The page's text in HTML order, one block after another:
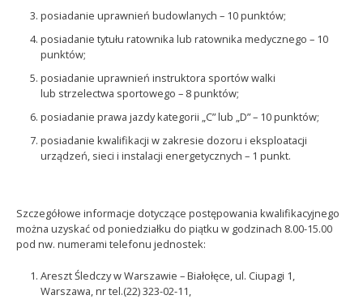
posiadanie uprawnień budowlanych – 10 punktów;
posiadanie tytułu ratownika lub ratownika medycznego – 10
punktów;
posiadanie uprawnień instruktora sportów walki
lub strzelectwa sportowego – 8 punktów;
posiadanie prawa jazdy kategorii „C” lub „D” – 10 punktów;
posiadanie kwalifikacji w zakresie dozoru i eksploatacji
urządzeń, sieci i instalacji energetycznych – 1 punkt.
Szczegółowe informacje dotyczące postępowania kwalifikacyjnego
można uzyskać od poniedziałku do piątku w godzinach 8.00-15.00
pod nw. numerami telefonu jednostek:
Areszt Śledczy w Warszawie – Białołęce, ul. Ciupagi 1,
Warszawa, nr tel.(22) 323-02-11,